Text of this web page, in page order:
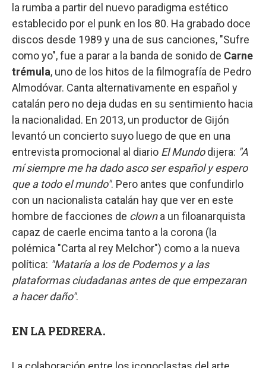
la rumba a partir del nuevo paradigma estético
establecido por el punk en los 80. Ha grabado doce
discos desde 1989 y una de sus canciones, "Sufre
como yo", fue a parar a la banda de sonido de Carne
trémula, uno de los hitos de la filmografía de Pedro
Almodóvar. Canta alternativamente en español y
catalán pero no deja dudas en su sentimiento hacia
la nacionalidad. En 2013, un productor de Gijón
levantó un concierto suyo luego de que en una
entrevista promocional al diario El Mundodijera: "A
mí siempre me ha dado asco ser español y espero
que a todo el mundo". Pero antes que confundirlo
con un nacionalista catalán hay que ver en este
hombre de facciones de clowna un filoanarquista
capaz de caerle encima tanto a la corona (la
polémica "Carta al rey Melchor") como a la nueva
política: "Mataría a los de Podemos y a las
plataformas ciudadanas antes de que empezaran
a hacer daño".
EN LA PEDRERA.